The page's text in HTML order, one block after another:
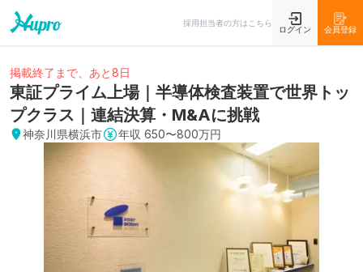
採用担当者の方はこちら
ログイン 会員登録
掲載終了まで、あと8日
東証プライム上場｜半導体検査装置で世界トッ
プクラス｜連結決算・M&Aに挑戦
神奈川県横浜市 年収 650〜800万円